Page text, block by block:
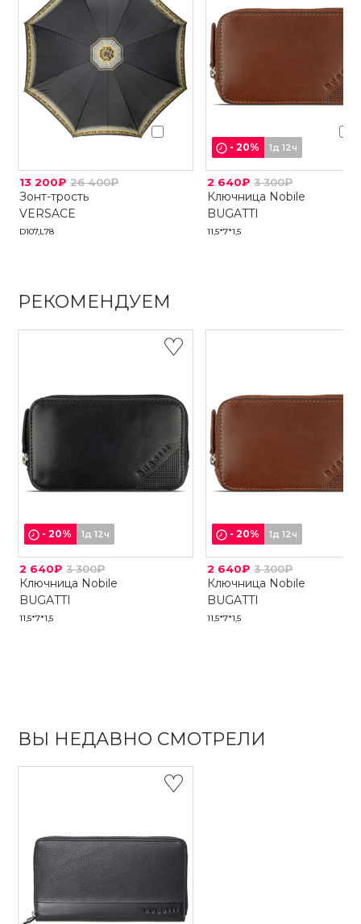
13 200₽ 26 400₽
Зонт-трость
VERSACE
D107,L78
-20% 1д 12ч
2 640₽ 3 300₽
Ключница Nobile
BUGATTI
11,5*7*1,5
РЕКОМЕНДУЕМ
-20% 1д 12ч
2 640₽ 3 300₽
Ключница Nobile
BUGATTI
11,5*7*1,5
-20% 1д 12ч
2 640₽ 3 300₽
Ключница Nobile
BUGATTI
11,5*7*1,5
ВЫ НЕДАВНО СМОТРЕЛИ